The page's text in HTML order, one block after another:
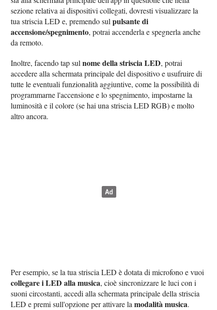
sezione relativa ai dispositivi collegati, dovresti visualizzare la
tua striscia LED e, premendo sulpulsante di
accensione/spegnimento, potrai accenderla e spegnerla anche
da remoto.
Inoltre, facendo tap sulnome della striscia LED, potrai
accedere alla schermata principale del dispositivo e usufruire di
tutte le eventuali funzionalità aggiuntive, come la possibilità di
programmarne l'accensione e lo spegnimento, impostarne la
luminosità e il colore (se hai una striscia LED RGB) e molto
altro ancora.
Per esempio, se la tua striscia LED è dotata di microfono e vuoi
collegare i LED alla musica, cioè sincronizzare le luci con i
suoni circostanti, accedi alla schermata principale della striscia
LED e premi sull'opzione per attivare lamodalità musica.